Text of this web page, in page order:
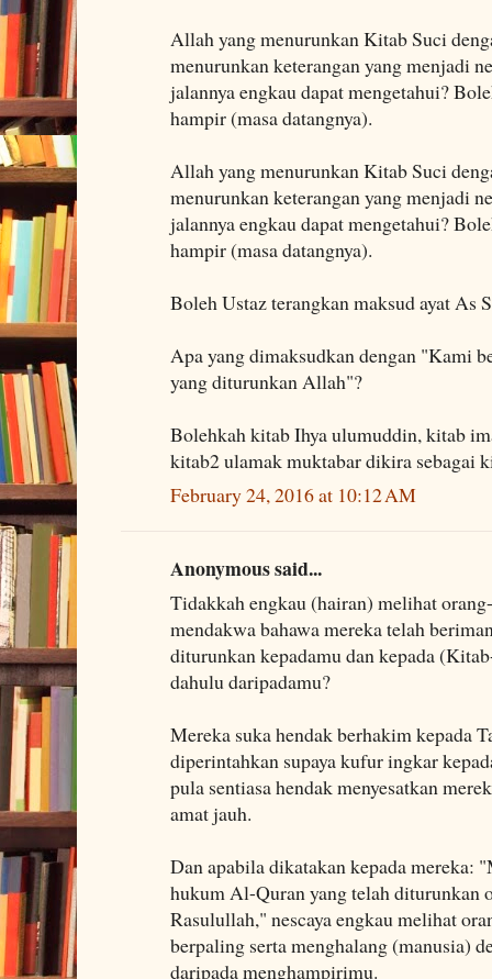
Allah yang menurunkan Kitab Suci
menurunkan keterangan yang menjadi
jalannya engkau dapat mengetahui?
hampir (masa datangnya).
Allah yang menurunkan Kitab Suci
menurunkan keterangan yang menjadi
jalannya engkau dapat mengetahui?
hampir (masa datangnya).
Boleh Ustaz terangkan maksud ayat As
Apa yang dimaksudkan dengan "Kami
yang diturunkan Allah"?
Bolehkah kitab Ihya ulumuddin, kitab
kitab2 ulamak muktabar dikira sebagai
February 24, 2016 at 10:12 AM
Anonymous said...
Tidakkah engkau (hairan) melihat
mendakwa bahawa mereka telah
diturunkan kepadamu dan kepada
dahulu daripadamu?
Mereka suka hendak berhakim kepada
diperintahkan supaya kufur ingkar
pula sentiasa hendak menyesatkan
amat jauh.
Dan apabila dikatakan kepada mereka:
hukum Al-Quran yang telah diturunkan
Rasulullah," nescaya engkau melihat
berpaling serta menghalang (manusia)
daripada menghampirimu.